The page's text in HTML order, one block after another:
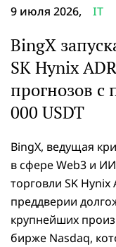
9 июля 2026, IT
BingX
SK Hynix
прогнозов
000 USDT
BingX, ведущая
в сфере Web3 и
торговли SK
преддверии
крупнейших
бирже Nasdaq,